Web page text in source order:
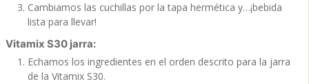
Cambiamos las cuchillas por la tapa hermética y…¡bebida
lista para llevar!
Vitamix S30 jarra:
Echamos los ingredientes en el orden descrito para la jarra
de la Vitamix S30.